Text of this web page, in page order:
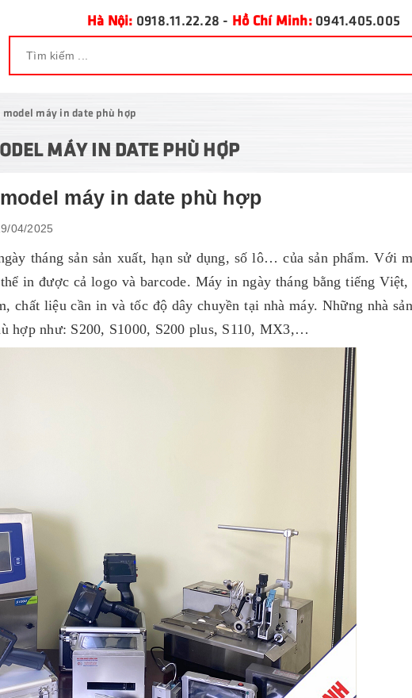
Hà Nội: 0918.11.22.28 - Hồ Chí Minh: 0941.405.005
model máy in date phù hợp
MÁY IN DATE PHÙ HỢP
máy in date phù hợp
04/2025
tháng sản sản xuất, hạn sử dụng, số lô… của sản phẩm. Với
in được cả logo và barcode. Máy in ngày tháng bằng tiếng Việt,
chất liệu cần in và tốc độ dây chuyền tại nhà máy. Những nhà
hợp như: S200, S1000, S200 plus, S110, MX3,…